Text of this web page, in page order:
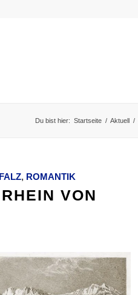
Du bist hier: Startseite / Aktuell /
, ROMANTIK
VON